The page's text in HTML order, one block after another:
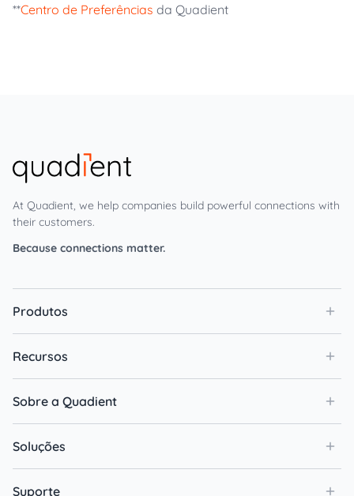
**Centro de Preferências da Quadient
At Quadient, we help companies build powerful connections with
their customers.
Because connections matter.
Produtos
Recursos
Sobre a Quadient
Soluções
Suporte